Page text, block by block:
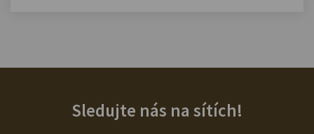
Sledujte nás na sítích!